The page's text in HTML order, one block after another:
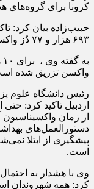
کرونا برای گروه‌های
۶۹۳ هزار و ۷۷ دُز واکسن نوبت دوم در این استان تزریق شده است.
واکسن تزریق شده
رئیس دانشگاه علوم
از زمان
دستورالعمل‌های
پیشگیری از ابتلا
است.
وی با هشدار به
کرد: همه شهروندان